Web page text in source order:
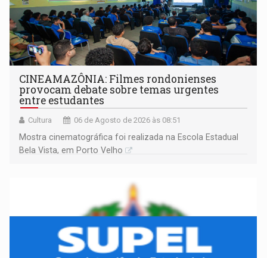
CINEAMAZÔNIA: Filmes rondonienses
provocam debate sobre temas urgentes
entre estudantes
Cultura 06 de Agosto de 2026 às 08:51
Mostra cinematográfica foi realizada na Escola Estadual
Bela Vista, em Porto Velho